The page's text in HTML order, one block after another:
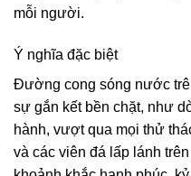
mỗi người.
Ý nghĩa đặc biệt
Đường cong sóng nước
sự gắn kết bền chặt, như
hành, vượt qua mọi thử
và các viên đá lấp lánh